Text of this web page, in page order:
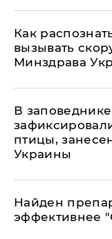
Как
вызывать
Минздрава
В
птицы,
Украины
Найден
эффективнее